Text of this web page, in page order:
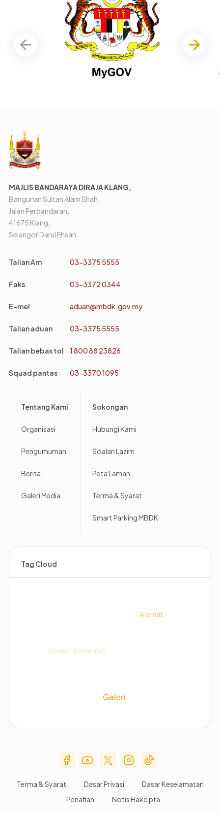
MAJLIS BANDARAYA DIRAJA KLANG,
Bangunan Sultan Alam Shah,
Jalan Perbandaran,
41675 Klang,
Selangor Darul Ehsan.
Talian Am 03-3375 5555
Faks 03-3372 0344
E-mel aduan@mbdk.gov.my
Talian aduan 03-3375 5555
Talian bebas tol 1 800 88 23826
Squad pantas 03-3370 1095
Tentang Kami
Organisasi
Pengumuman
Berita
Galeri Media
Sokongan
Hubungi Kami
Soalan Lazim
Peta Laman
Terma & Syarat
Smart Parking MBDK
Tag Cloud
Social Media Menu
Terma & Syarat Dasar Privasi
Dasar Keselamatan
Penafian
Notis Hakcipta